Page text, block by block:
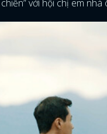
với hội chị em nhà